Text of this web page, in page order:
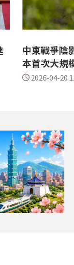
中東戰爭陰
本首次大規
2026-04-20